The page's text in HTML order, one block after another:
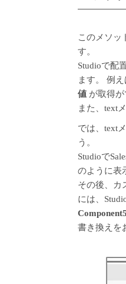
このメソッ
す。
Studioで配
ます。 例
値 が取得が
また、text
では、text
う。
Studioで
のように表
その後、カ
には、
Component5
書き換えを